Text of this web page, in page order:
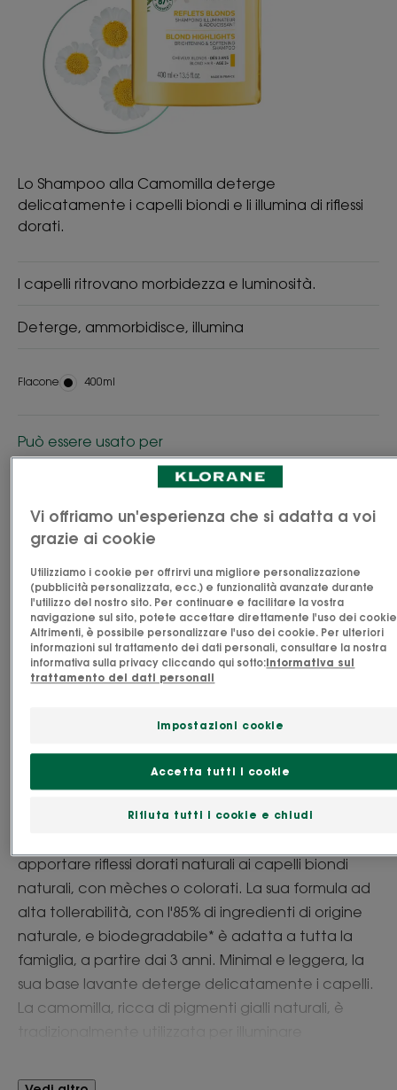
Lo Shampoo alla Camomilla deterge
delicatamente i capelli biondi e li illumina di riflessi
dorati.
I capelli ritrovano morbidezza e luminosità.
Deterge, ammorbidisce, illumina
Flacone Flacone
400ml
Può essere usato per
Età
Da 3 anno / i
Tipo di capelli
Capelli con meches - Capelli biondi
Luminosità dei riflessi biondi
Prodotto in Francia
Lo Shampoo alla Camomilla, pianta medicinale
apportare riflessi dorati naturali ai capelli biondi
naturali, con mèches o colorati. La sua formula ad
alta tollerabilità, con l'85% di ingredienti di origine
naturale, e biodegradabile* è adatta a tutta la
famiglia, a partire dai 3 anni. Minimal e leggera, la
sua base lavante deterge delicatamente i capelli.
La camomilla, ricca di pigmenti gialli naturali, è
capelli si schiariscono in modo delicato e si
Vi offriamo un'esperienza che si adatta a voi
grazie ai cookie
Utilizziamo i cookie per offrirvi una migliore personalizzazione
(pubblicità personalizzata, ecc.) e funzionalità avanzate durante
l'utilizzo del nostro sito. Per continuare e facilitare la vostra
navigazione sul sito, potete accettare direttamente l'uso dei
Altrimenti, è possibile personalizzare l'uso dei cookie. Per ulteriori
informazioni sul trattamento dei dati personali, consultare la nostra
informativa sulla privacy cliccando qui sotto:Informativa sul
trattamento dei dati personali
Impostazioni cookie
Rifiuta tutti i cookie e chiudi
Accetta tutti i cookie